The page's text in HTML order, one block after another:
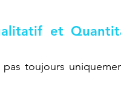
et
toujours